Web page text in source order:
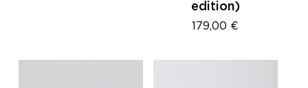
edition)
179,00 €